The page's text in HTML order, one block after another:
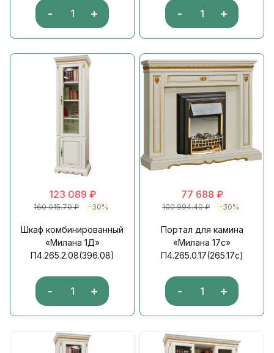
- + - +
123 089 ₽
160 015.70₽ -30%
Шкаф комбинированный
«Милана 1Д»
П4.265.2.08(396.08)
- +
77 688 ₽
100 994.40₽ -30%
Портал для камина
«Милана 17с»
П4.265.0.17(265.17с)
- +